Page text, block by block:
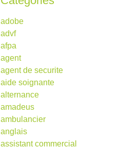
adobe
advf
afpa
agent
agent de securite
aide soignante
alternance
amadeus
ambulancier
anglais
assistant commercial